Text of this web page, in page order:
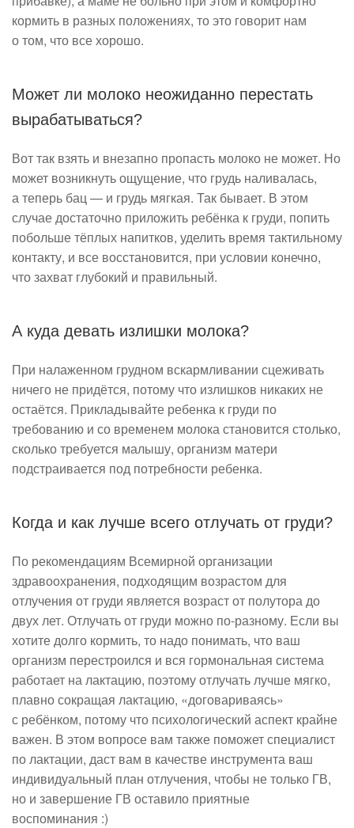
кормить в разных положениях, то это говорит нам
о том, что все хорошо.
Может ли молоко неожиданно перестать
вырабатываться?
Вот так взять и внезапно пропасть молоко не может. Но
может возникнуть ощущение, что грудь наливалась,
а теперь бац — и грудь мягкая. Так бывает. В этом
случае достаточно приложить ребёнка к груди, попить
побольше тёплых напитков, уделить время тактильному
контакту, и все восстановится, при условии конечно,
что захват глубокий и правильный.
А куда девать излишки молока?
При налаженном грудном вскармливании сцеживать
ничего не придётся, потому что излишков никаких не
остаётся. Прикладывайте ребенка к груди по
требованию и со временем молока становится столько,
сколько требуется малышу, организм матери
подстраивается под потребности ребенка.
Когда и как лучше всего отлучать от груди?
По рекомендациям Всемирной организации
здравоохранения, подходящим возрастом для
отлучения от груди является возраст от полутора до
двух лет. Отлучать от груди можно по-разному. Если вы
хотите долго кормить, то надо понимать, что ваш
организм перестроился и вся гормональная система
работает на лактацию, поэтому отлучать лучше мягко,
плавно сокращая лактацию, «договариваясь»
с ребёнком, потому что психологический аспект крайне
важен. В этом вопросе вам также поможет специалист
по лактации, даст вам в качестве инструмента ваш
индивидуальный план отлучения, чтобы не только ГВ,
но и завершение ГВ оставило приятные
воспоминания :)